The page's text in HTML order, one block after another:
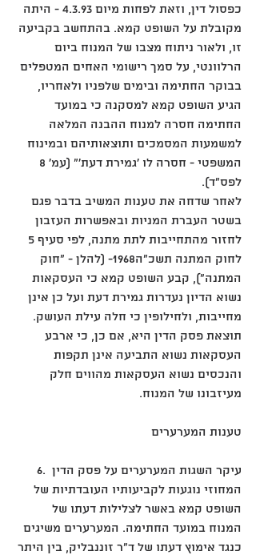
כפסול דין, וזאת לפחות מיום ‎4.3.93 - היתה
מקובלת על השופט קמא. בהתחשב בקביעה
זו, ולאור ניתוח מצבו של המנוח ביום
הרלוונטי, על סמך רישומי האחים המטפלים
בבוקר החתימה ובימים שלפניו ולאחריו,
הגיע השופט קמא למסקנה כי במועד
החתימה חסרה למנוח ההבנה המלאה
למשמעות המסמכים ותוצאותיהם ובמינוח
לפס"ד).
לאחר שדחה את טענות המשיב בדבר פגם
בשטר העברת המניות ובאפשרות העזבון
לחוק המתנה תשכ"ה‎1968- (להלן - "חוק
המתנה"), קבע השופט קמא כי העסקאות
נשוא הדיון נעדרות גמירת דעת ועל כן אינן
מחייבות, ולחילופין כי חלה עילת העושק.
תוצאת פסק הדין היא, אם כן, כי ארבע
העסקאות נשוא התביעה אינן תקפות
והנכסים נשוא העסקאות מהווים חלק
מעיזבונו של המנוח.
טענות המערערים
‎6. עיקר השגות המערערים על פסק הדין
המחוזי נוגעות לקביעותיו העובדתיות של
השופט קמא באשר לצלילות דעתו של
המנוח במועד החתימה. המערערים משיגים
כנגד אימוץ דעתו של ד"ר זוננבליק, בין היתר